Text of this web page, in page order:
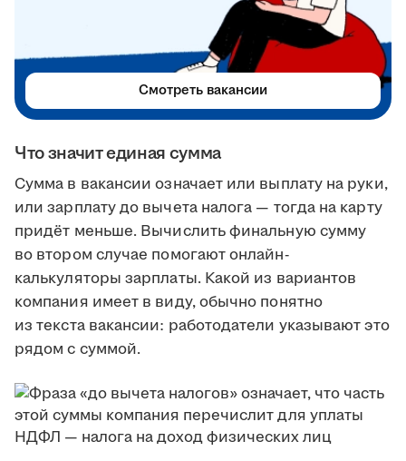
Что значит единая сумма
Сумма в вакансии означает или выплату на руки,
или зарплату до вычета налога — тогда на карту
придёт меньше. Вычислить финальную сумму
во втором случае помогают онлайн-
калькуляторы зарплаты. Какой из вариантов
компания имеет в виду, обычно понятно
из текста вакансии: работодатели указывают это
рядом с суммой.
Смотреть вакансии